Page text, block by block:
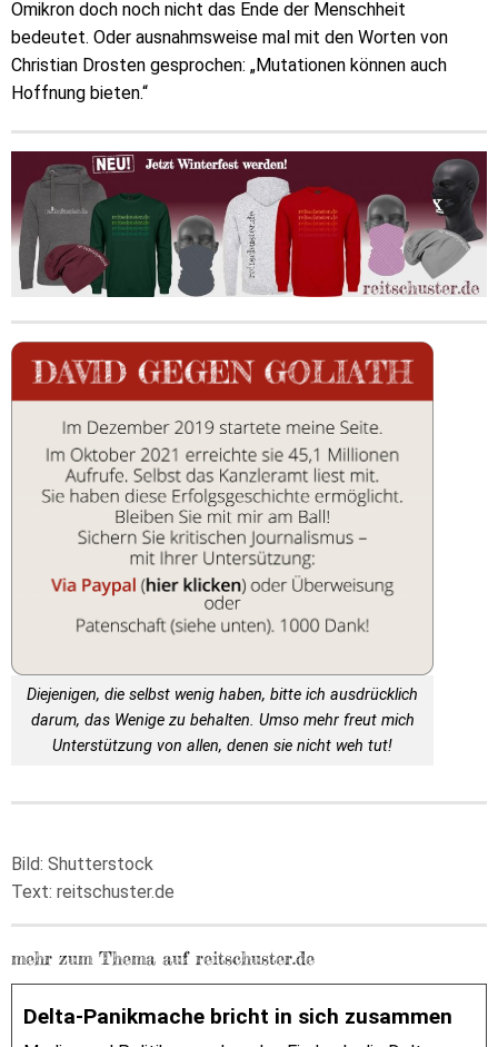
Omikron doch noch nicht das Ende der Menschheit
bedeutet. Oder ausnahmsweise mal mit den Worten von
Christian Drosten gesprochen: „Mutationen können auch
Hoffnung bieten.“
Diejenigen, die selbst wenig haben, bitte ich ausdrücklich
darum, das Wenige zu behalten. Umso mehr freut mich
Unterstützung von allen, denen sie nicht weh tut!
Bild: Shutterstock
Text: reitschuster.de
mehr zum Thema auf reitschuster.de
Delta-Panikmache bricht in sich zusammen